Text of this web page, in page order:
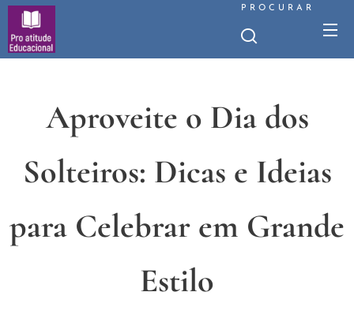
PROCURAR
Aproveite o Dia dos
Solteiros: Dicas e Ideias
para Celebrar em Grande
Estilo